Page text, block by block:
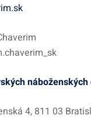
náboženských
4, 811 03